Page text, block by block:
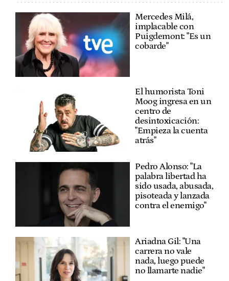
Mercedes Milá,
implacable con
Puigdemont: "Es un
cobarde"
El humorista Toni
Moog ingresa en un
centro de
desintoxicación:
"Empieza la cuenta
atrás"
Pedro Alonso: "La
palabra libertad ha
sido usada, abusada,
pisoteada y lanzada
contra el enemigo"
Ariadna Gil: "Una
carrera no vale
nada, luego puede
no llamarte nadie"